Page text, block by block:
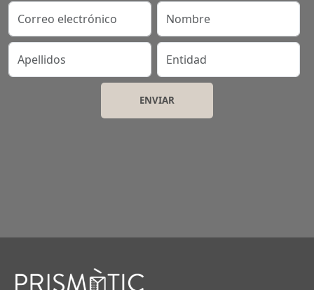
Correo electrónico Nombre
Apellidos Entidad